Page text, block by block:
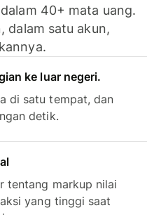
40+ mata uang.
dalam satu akun,
ke luar negeri.
di satu tempat, dan
detik.
tentang markup nilai
yang tinggi saat